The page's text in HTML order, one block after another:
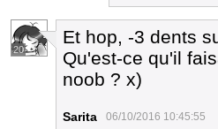
20
Et hop, -3 dents
Qu'est-ce qu'il
noob ? x)
Sarita 06/10/2016 10:45:55